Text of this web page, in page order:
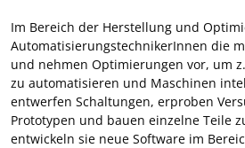
Im Bereich der Herstellung und
AutomatisierungstechnikerInnen die
und nehmen Optimierungen vor, um
zu automatisieren und Maschinen
entwerfen Schaltungen, erproben
Prototypen und bauen einzelne Teile
entwickeln sie neue Software im